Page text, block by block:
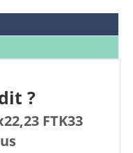
?
FTK33